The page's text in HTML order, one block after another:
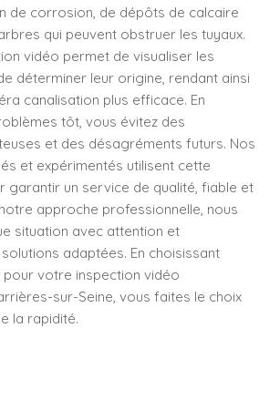
de corrosion, de dépôts de calcaire
qui peuvent obstruer les tuyaux.
vidéo permet de visualiser les
déterminer leur origine, rendant ainsi
canalisation plus efficace. En
tôt, vous évitez des
et des désagréments futurs. Nos
et expérimentés utilisent cette
garantir un service de qualité, fiable et
approche professionnelle, nous
situation avec attention et
adaptées. En choisissant
votre inspection vidéo
sur-Seine, vous faites le choix
la rapidité.